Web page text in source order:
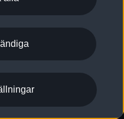
om dataläcka